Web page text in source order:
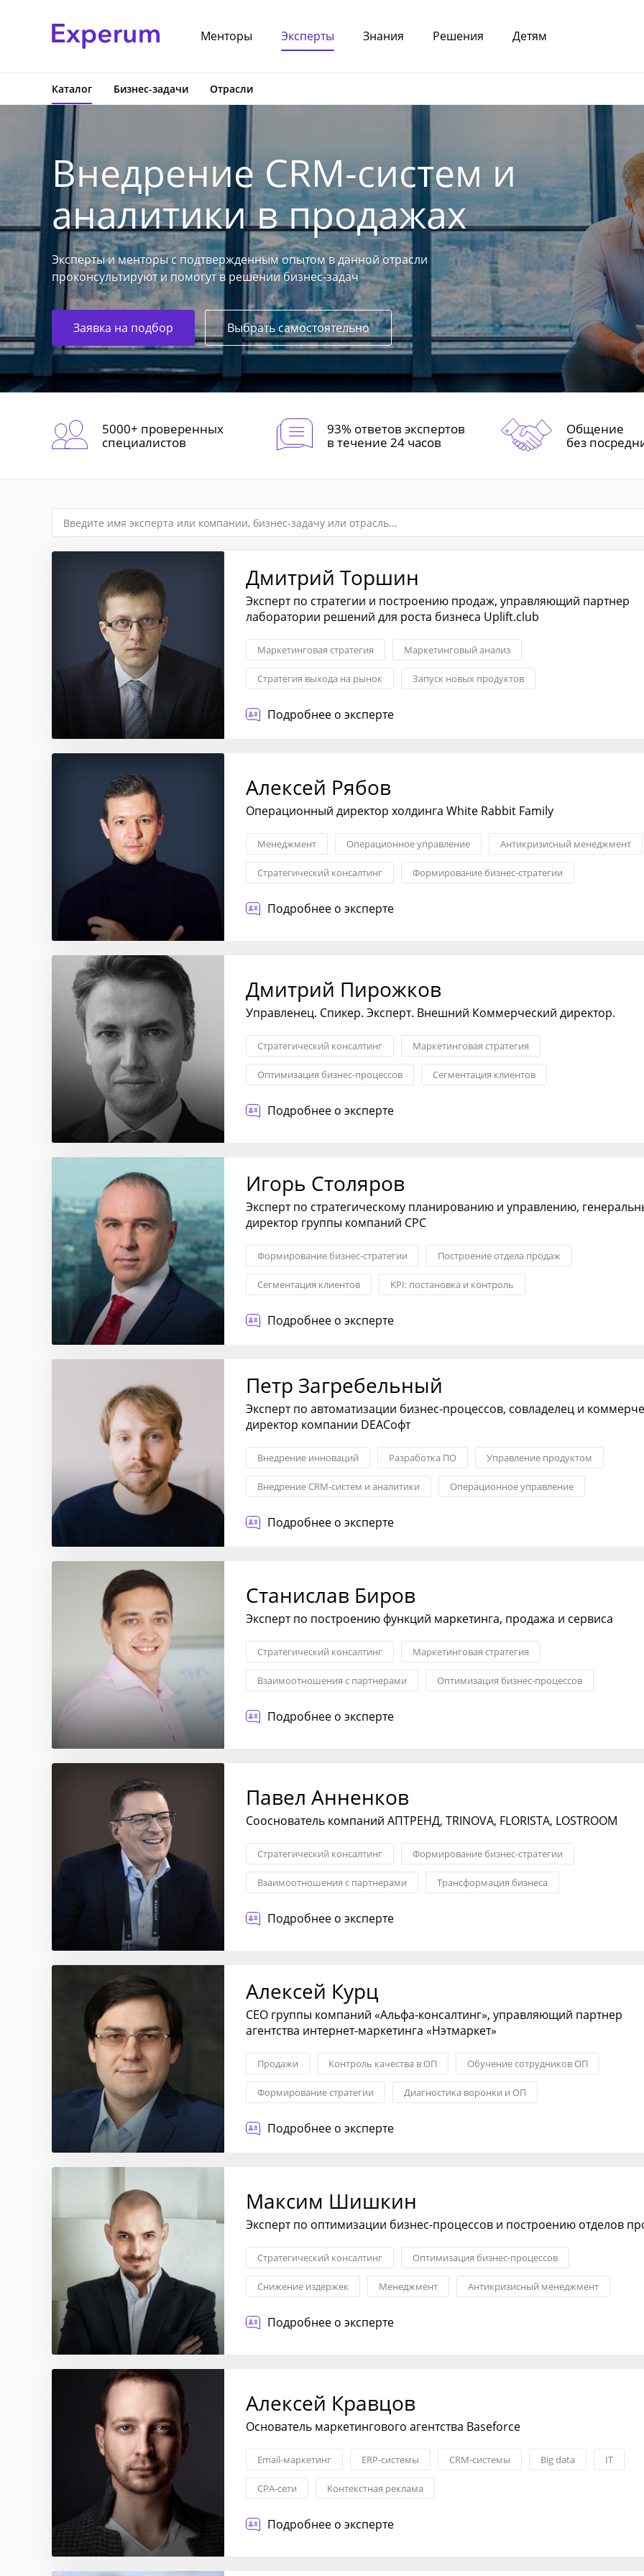
Менторы Эксперты Знания Решения Детям
Каталог Бизнес-задачи Отрасли
Внедрение CRM-систем и
аналитики в продажах
Эксперты и менторы с подтвержденным опытом в данной отрасли
проконсультируют и помогут в решении бизнес-задач
Заявка на подбор Выбрать самостоятельно
5000+ проверенных
специалистов
93% ответов экспертов
в течение 24 часов
Общение
без
Дмитрий Торшин
Эксперт по стратегии и построению продаж, управляющий партнер
лаборатории решений для роста бизнеса Uplift.club
Маркетинговая стратегия Маркетинговый анализ
Стратегия выхода на рынок Запуск новых продуктов
Управление продажами
Подробнее о эксперте
Алексей Рябов
Операционный ди⁠ректор холдинга White Rabbit Family
Менеджмент Операционное управление Антикризисный менеджмент
Стратегический консалтинг Формирование бизнес-стратегии
Маркетинговая стратегия
Подробнее о эксперте
Дмитрий Пирожков
Управленец. Спикер. Эксперт. Внешний Коммерческий директор.
Стратегический консалтинг Маркетинговая стратегия
Оптимизация бизнес-процессов Сегментация клиентов
Стратегия ценообразования
Подробнее о эксперте
Игорь Столяров
Эксперт по стратегическому планированию и управлению,
директор группы компаний CPC
Формирование бизнес-стратегии Построение отдела продаж
Сегментация клиентов KPI: постановка и контроль
Операционное управление
Подробнее о эксперте
Петр Загребельный
Эксперт по автоматизации бизнес-процессов, совладелец и
директор компании DEAСофт
Внедрение инноваций Разработка ПО Управление продуктом
Внедрение CRM-систем и аналитики Операционное управление
CRM-системы
Подробнее о эксперте
Станислав Биров
Эксперт по построению функций маркетинга, продажа и сервиса
Стратегический консалтинг Маркетинговая стратегия
Взаимоотношения с партнерами Оптимизация бизнес-процессов
Трансформация бизнеса
Подробнее о эксперте
Павел Анненков
Сооснователь компаний АПТРЕНД, TRINOVA, FLORISTA, LOSTROOM
Стратегический консалтинг Формирование бизнес-стратегии
Взаимоотношения с партнерами Трансформация бизнеса
Стратегия выхода на рынок
Подробнее о эксперте
Алексей Курц
CEO группы компаний «Альфа-консалтинг», управляющий партнер
агентства интернет-маркетинга «Нэтмаркет»
Продажи Контроль качества в ОП Обучение сотрудников ОП
Формирование стратегии Диагностика воронки и ОП
Построение отдела продаж
Подробнее о эксперте
Максим Шишкин
Эксперт по оптимизации бизнес-процессов и построению отделов
Стратегический консалтинг Оптимизация бизнес-процессов
Снижение издержек Менеджмент Антикризисный менеджмент
Проектное управление
Подробнее о эксперте
Алексей Кравцов
Основатель маркетингового агентства Baseforce
Email-маркетинг ERP-системы CRM-системы Big data IT
CPA-сети Контекстная реклама
Подробнее о эксперте